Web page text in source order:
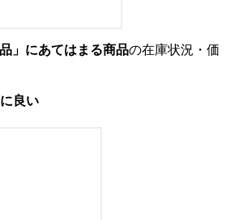
」にあてはまる商品の在庫状況・価
良い